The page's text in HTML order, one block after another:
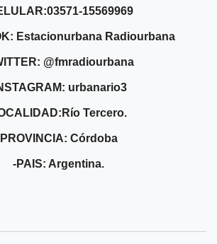
15569969
Estacionurbana Radiourbana
@fmradiourbana
urbanario3
Tercero.
Córdoba
-PAIS: Argentina.